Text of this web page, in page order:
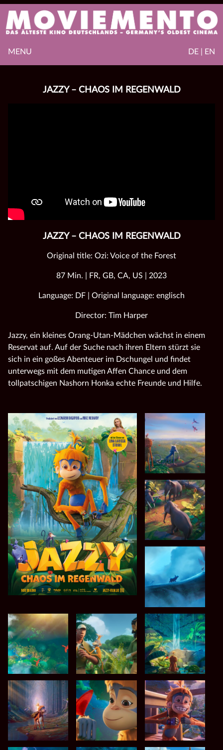
DE | EN
MENU
JAZZY – CHAOS IM REGENWALD
JAZZY – CHAOS IM REGENWALD
Original title: Ozi: Voice of the Forest
87 Min. | FR, GB, CA, US | 2023
Language: DF | Original language: englisch
Director: Tim Harper
Jazzy, ein kleines Orang-Utan-Mädchen wächst in einem
Reservat auf. Auf der Suche nach ihren Eltern stürzt sie
sich in ein goßes Abenteuer im Dschungel und findet
unterwegs mit dem mutigen Affen Chance und dem
tollpatschigen Nashorn Honka echte Freunde und Hilfe.